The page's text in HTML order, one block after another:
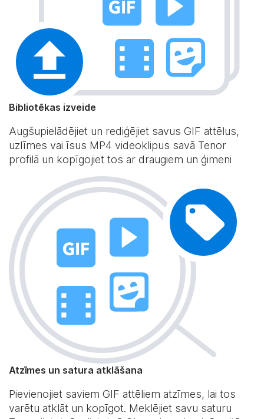
Bibliotēkas izveide
Augšupielādējiet un rediģējiet savus GIF attēlus,
uzlīmes vai īsus MP4 videoklipus savā Tenor
profilā un kopīgojiet tos ar draugiem un ģimeni
Atzīmes un satura atklāšana
Pievienojiet saviem GIF attēliem atzīmes, lai tos
varētu atklāt un kopīgot. Meklējiet savu saturu